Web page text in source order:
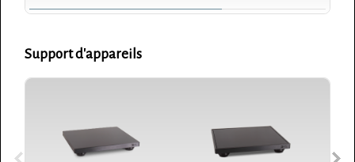
Support d'appareils